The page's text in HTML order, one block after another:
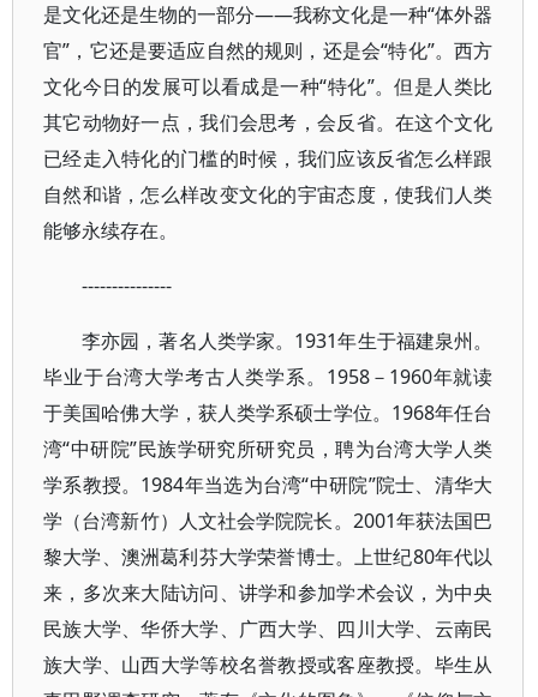
是文化还是生物的一部分——我称文化是一种“体外器
官”，它还是要适应自然的规则，还是会“特化”。西方
文化今日的发展可以看成是一种“特化”。但是人类比
其它动物好一点，我们会思考，会反省。在这个文化
已经走入特化的门槛的时候，我们应该反省怎么样跟
自然和谐，怎么样改变文化的宇宙态度，使我们人类
能够永续存在。
---------------
李亦园，著名人类学家。1931年生于福建泉州。
毕业于台湾大学考古人类学系。1958－1960年就读
于美国哈佛大学，获人类学系硕士学位。1968年任台
湾“中研院”民族学研究所研究员，聘为台湾大学人类
学系教授。1984年当选为台湾“中研院”院士、清华大
学（台湾新竹）人文社会学院院长。2001年获法国巴
黎大学、澳洲葛利芬大学荣誉博士。上世纪80年代以
来，多次来大陆访问、讲学和参加学术会议，为中央
民族大学、华侨大学、广西大学、四川大学、云南民
族大学、山西大学等校名誉教授或客座教授。毕生从